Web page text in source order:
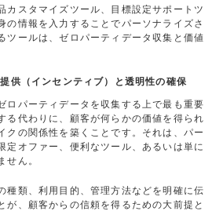
カスタマイズツール、目標設定サポートツ
の情報を入力することでパーソナライズさ
ツールは、ゼロパーティデータ収集と価値
供（インセンティブ）と透明性の確保
ロパーティデータを収集する上で最も重要
る代わりに、顧客が何らかの価値を得られ
クの関係性を築くことです。それは、パー
定オファー、便利なツール、あるいは単に
せん。
種類、利用目的、管理方法などを明確に伝
が、顧客からの信頼を得るための大前提と